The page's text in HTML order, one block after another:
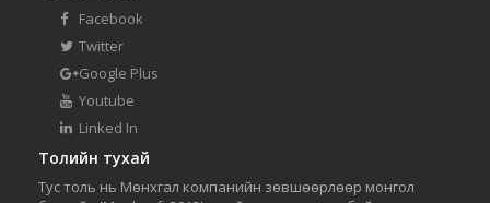
Facebook
Twitter
Google Plus
Youtube
Linked In
Толийн тухай
Тус толь нь Мөнхгал компанийн зөвшөөрлөөр монгол